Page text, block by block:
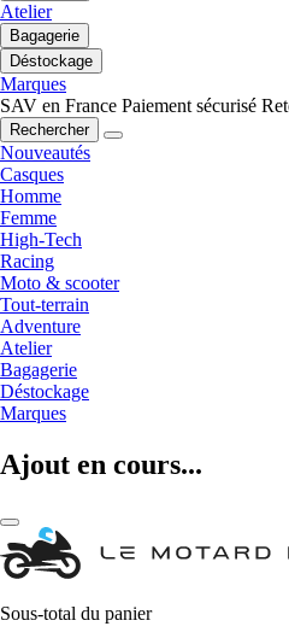
Atelier
Bagagerie
Déstockage
Marques
SAV en France Paiement sécurisé
Rechercher
Nouveautés
Casques
Homme
Femme
High-Tech
Racing
Moto & scooter
Tout-terrain
Adventure
Atelier
Bagagerie
Déstockage
Marques
Ajout en cours...
Sous-total du panier